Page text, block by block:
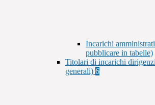
Incarichi
pubblicare in tabelle)
Titolari di incarichi
generali) 6